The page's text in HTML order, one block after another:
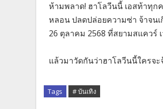
ห้ามพลาด! ฮาโลวีนนี้ เอสท้าทุก
หลอน ปลดปล่อยความซ่า จ้าจนเ
26 ตุลาคม 2568 ที่สยามสแควร์ เ
แล้วมาวัดกันว่าฮาโลวีนนี้ใครจะ
Tags # บันเทิง